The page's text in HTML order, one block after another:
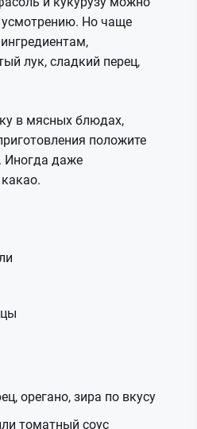
Но чаще
лук, сладкий перец,
в мясных блюдах,
положите
Иногда даже
орегано, зира по вкусу
томатный соус